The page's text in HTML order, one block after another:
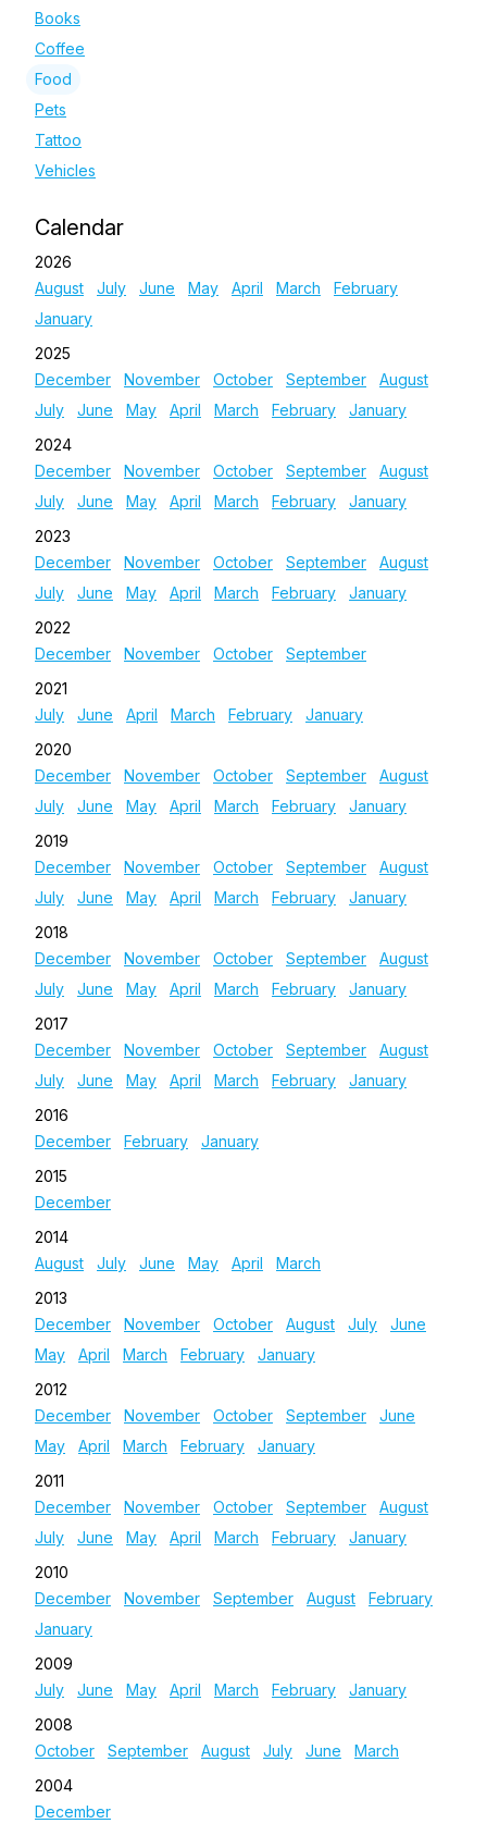
Books
Coffee
Food
Pets
Tattoo
Vehicles
Calendar
2026
August
July June May April March
February
January
2025
December
November October September
August
July
June May April March February
January
2024
December
November October September
August
July
June May April March February
January
2023
December
November October September
August
July
June May April March February
January
2022
December
November October
September
2021
July
June April March February
January
2020
December
November October September
August
July
June May April March February
January
2019
December
November October September
August
July
June May April March February
January
2018
December
November October September
August
July
June May April March February
January
2017
December
November October September
August
July
June May April March February
January
2016
December
February
January
2015
December
2014
August
July June May April
March
2013
December
November October August July
June
May
April March February
January
2012
December
November October September
June
May
April March February
January
2011
December
November October September
August
July
June May April March February
January
2010
December
November September August
February
January
2009
July
June May April March February
January
2008
October
September August July June
March
2004
December